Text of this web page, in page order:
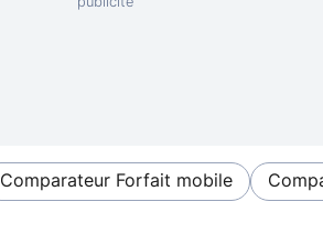
Comparateur Forfait mobile